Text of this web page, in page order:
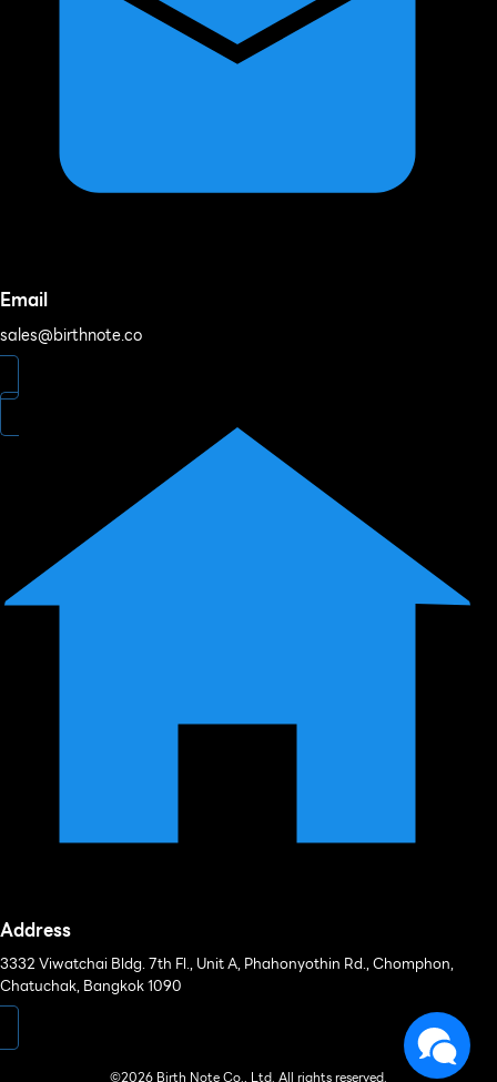
Email
sales@birthnote.co
Address
3332 Viwatchai Bldg. 7th Fl., Unit A, Phahonyothin Rd., Chomphon,
Chatuchak, Bangkok 1090
©2026 Birth Note Co., Ltd. All rights reserved.